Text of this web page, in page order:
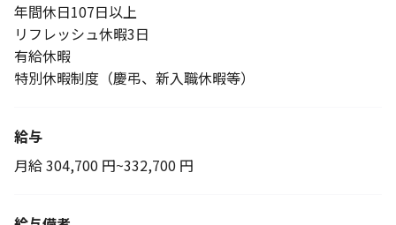
年間休日107日以上
リフレッシュ休暇3日
有給休暇
特別休暇制度（慶弔、新入職休暇等）
給与
月給 304,700 円~332,700 円